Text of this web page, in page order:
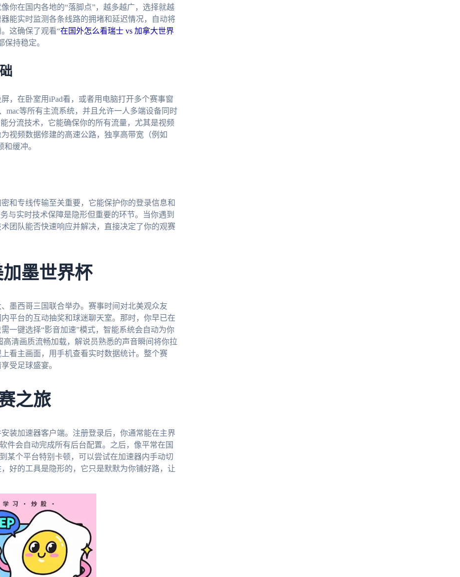
你在国内各地的“落脚点”，越多越广，选择就越
能实时监测各条线路的拥堵和延迟情况，自动将
这确保了观看“在国外怎么看瑞士 vs 加拿大世界
持稳定。
，在卧室用iPad看，或者用电脑打开多个赛事窗
mac等所有主流系统，并且允许一人多端设备同时
分流技术，它能确保你的所有流量，尤其是视频
视频数据修建的高速公路，独享高带宽（例如
缓冲。
和专线传输至关重要，它能保护你的登录信息和
与实时技术保障是隐形但重要的环节。当你遇到
团队能否快速响应并解决，直接决定了你的观赛
墨世界杯
墨西哥三国联合举办。赛事时间对北美观众友
平台的互动抽奖和球迷聊天室。那时，你早已在
一键选择“影音加速”模式，智能系统会自动为你
清画质流畅加载，解说员熟悉的声音瞬间将你拉
看主画面，用手机查看实时数据统计。整个赛
受足球盛宴。
之旅
装加速器客户端。注册登录后，你通常能在主界
件会自动完成所有后台配置。之后，像平常在国
某个平台特别卡顿，可以尝试在加速器内手动切
好的工具是隐形的，它只是默默为你铺好路，让